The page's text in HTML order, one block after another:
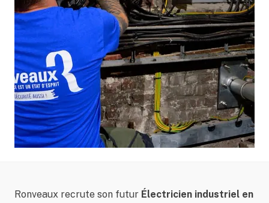
Ronveaux recrute son futur Électricien industriel en